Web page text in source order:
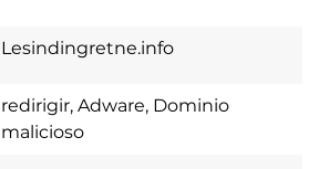
Lesindingretne.info
redirigir, Adware, Dominio
malicioso